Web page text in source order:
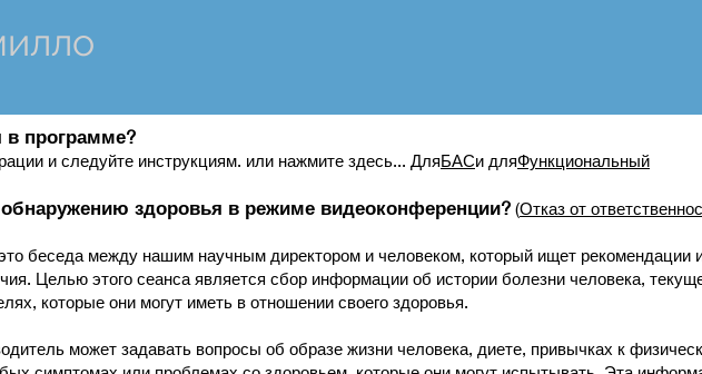
в программе?
и следуйте инструкциям. или нажмите здесь... ДляБАСи дляФункциональный
здоровья в режиме видеоконференции? (Отказ от
беседа между нашим научным директором и человеком, который ищет рекомендации
Целью этого сеанса является сбор информации об истории болезни человека,
которые они могут иметь в отношении своего здоровья.
может задавать вопросы об образе жизни человека, диете, привычках к